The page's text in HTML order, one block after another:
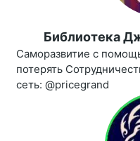
Библиотека
Саморазвитие с
потерять
сеть: @pricegrand